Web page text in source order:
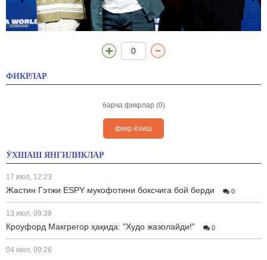
0
ФИКРЛАР
барча фикрлар (0)
фикр ёзиш
ЎХШАШ ЯНГИЛИКЛАР
17 июл, 12:23
Жастин Гэтжи ESPY мукофотини боксчига бой берди 0
13 июл, 09:39
Кроуфорд Макгрегор ҳақида: "Худо жазолайди!" 0
04 июл, 09:26